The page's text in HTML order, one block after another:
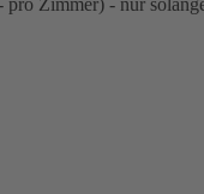
Zimmer) - nur